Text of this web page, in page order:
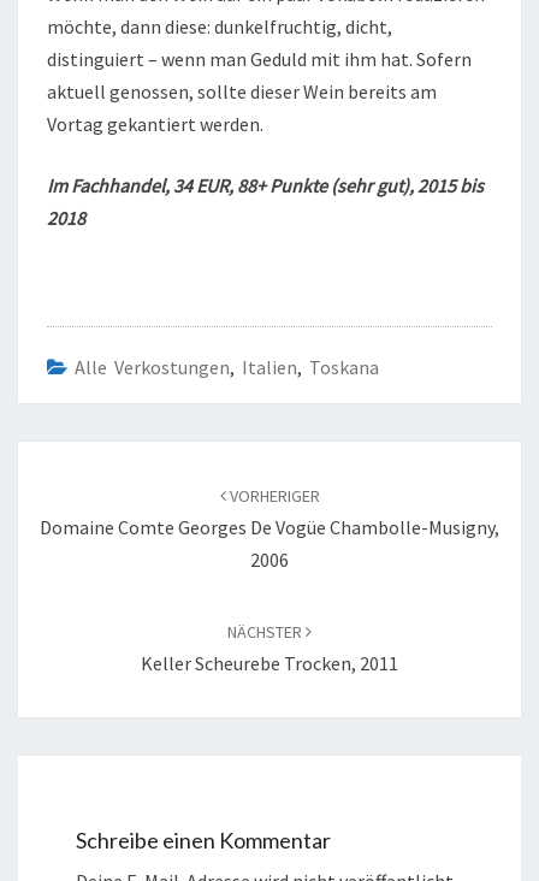
möchte, dann diese: dunkelfruchtig, dicht,
distinguiert – wenn man Geduld mit ihm hat. Sofern
aktuell genossen, sollte dieser Wein bereits am
Vortag gekantiert werden.
Im Fachhandel, 34 EUR, 88+ Punkte (sehr gut), 2015 bis
2018
Alle Verkostungen, Italien, Toskana
VORHERIGER
Domaine Comte Georges De Vogüe Chambolle-Musigny,
2006
NÄCHSTER
Keller Scheurebe Trocken, 2011
Schreibe einen Kommentar